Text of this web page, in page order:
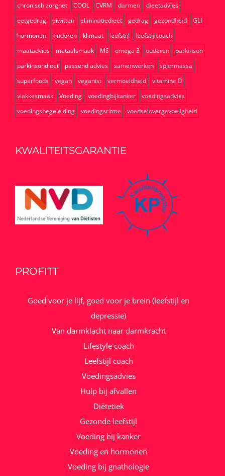
chronisch zorgnet
COOL CVRM darmen
dieetadvies
eetgedrag
eiwitten eliminatiedieet gedrag gezondheid
GLI
hormonen
kinderen klimaat leefstijl
leefstijlcoach
maatadvies
metaalsmaak MS omega 3 ouderen
parkinson
parkinsondieet
passend advies samenwerken
spiermassa
superfoods
vegan veganist vermoeidheid
vitamine D
vlakkesmaak
Voeding voedingbijkanker
voedingsadvies
voedingsbegeleiding
voedingsritme voedselovergevoeligheid
KWALITEITSGARANTIE
PROFITT
Goed voor je lijf, goed voor je brein (leefstijl en
depressie)
Van darmklacht naar darmkracht
Lifestyle coach
Leefstijl coach
Voedingsadvies
Hulp bij afvallen
Diëtetiek
Gezonde leefstijl
Voeding bij kanker
Voeding en hormonen
Voeding bij gnathologie